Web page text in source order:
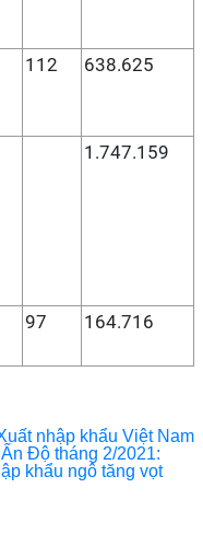
112 638.625
1.747.159
97 164.716